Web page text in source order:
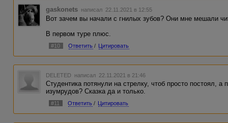
gaskonets написал 22.11.2021 в 12:55
Вот зачем вы начали с гнилых зубов? Они мне мешали
В первом туре плюс.
#10 Ответить / Цитировать
DELETED написал 22.11.2021 в 21:46
Студентика потянули на стрелку, чтоб просто постоял,
изумрудов? Сказка да и только.
#11 Ответить / Цитировать